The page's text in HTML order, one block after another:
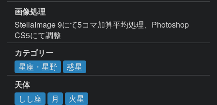
画像処理
StellaImage 9にて5コマ加算平均処理、Photoshop
CS5にて調整
カテゴリー
星座・星野
惑星
天体
しし座
月 火星